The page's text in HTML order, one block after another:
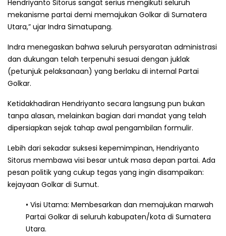
Hendriyanto Sitorus sangat serius mengikuti seluruh
mekanisme partai demi memajukan Golkar di Sumatera
Utara,” ujar Indra Simatupang.
Indra menegaskan bahwa seluruh persyaratan administrasi
dan dukungan telah terpenuhi sesuai dengan juklak
(petunjuk pelaksanaan) yang berlaku di internal Partai
Golkar.
Ketidakhadiran Hendriyanto secara langsung pun bukan
tanpa alasan, melainkan bagian dari mandat yang telah
dipersiapkan sejak tahap awal pengambilan formulir.
Lebih dari sekadar suksesi kepemimpinan, Hendriyanto
Sitorus membawa visi besar untuk masa depan partai. Ada
pesan politik yang cukup tegas yang ingin disampaikan:
kejayaan Golkar di Sumut.
• Visi Utama: Membesarkan dan memajukan marwah
Partai Golkar di seluruh kabupaten/kota di Sumatera
Utara.